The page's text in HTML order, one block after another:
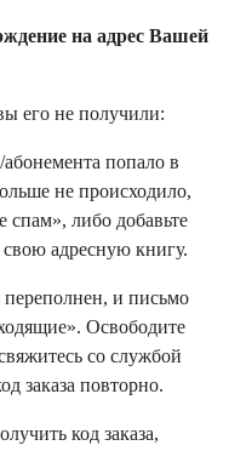
на адрес Вашей
его не получили:
попало в
не происходило,
спам», либо добавьте
свою адресную книгу.
и письмо
Освободите
со службой
заказа повторно.
код заказа,